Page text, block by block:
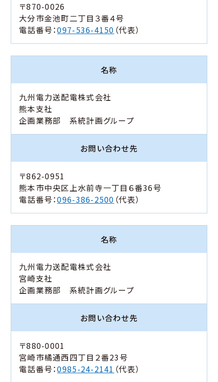
〒870-0026
大分市金池町二丁目３番４号
電話番号：097-536-4150 （代表）
名称
九州電力送配電株式会社
熊本支社
企画業務部 系統計画グループ
お問い合わせ先
〒862-0951
熊本市中央区上水前寺一丁目６番36号
電話番号：096-386-2500 （代表）
名称
九州電力送配電株式会社
宮崎支社
企画業務部 系統計画グループ
お問い合わせ先
〒880-0001
宮崎市橘通西四丁目２番23号
電話番号：0985-24-2141 （代表）